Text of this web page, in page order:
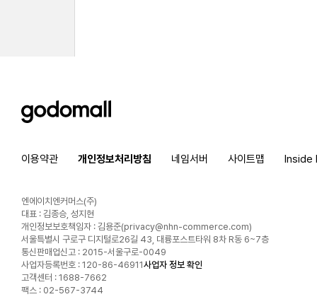
godomall
이용약관 개인정보처리방침 네임서버 사이트맵 Inside
엔에이치엔커머스(주)
대표 : 김종승, 성지현
개인정보보호책임자 : 김용준(privacy@nhn-commerce.com)
서울특별시 구로구 디지털로26길 43, 대륭포스트타워 8차 R동 6~7층
통신판매업신고 : 2015-서울구로-0049
사업자등록번호 : 120-86-46911사업자 정보 확인
고객센터 : 1688-7662
팩스 : 02-567-3744